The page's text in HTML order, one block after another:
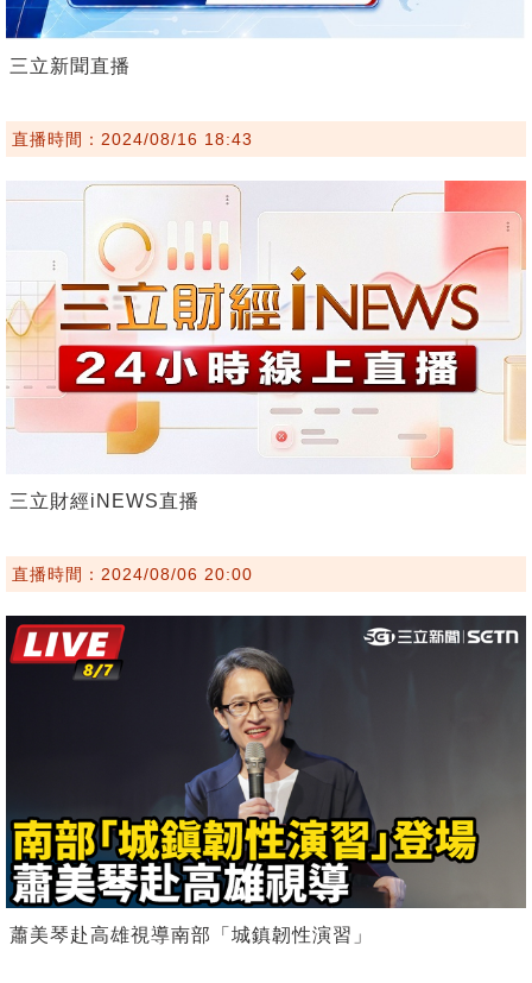
三立新聞直播
直播時間：2024/08/16 18:43
三立財經iNEWS直播
直播時間：2024/08/06 20:00
蕭美琴赴高雄視導南部「城鎮韌性演習」